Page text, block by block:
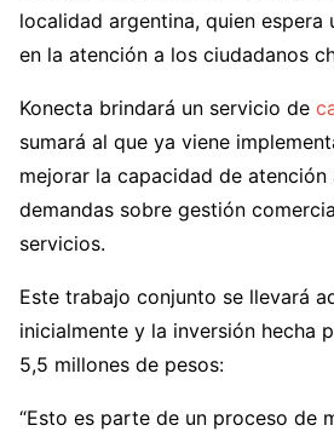
localidad argentina, quien espera
en la atención a los ciudadanos
Konecta brindará un servicio de
sumará al que ya viene
mejorar la capacidad de atención
demandas sobre gestión
servicios.
Este trabajo conjunto se llevará
inicialmente y la inversión hecha
5,5 millones de pesos:
“Esto es parte de un proceso de